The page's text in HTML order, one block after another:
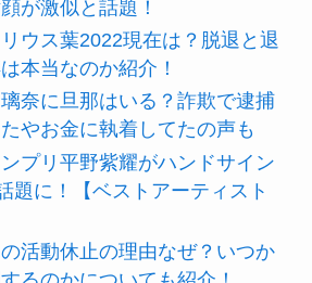
が激似と話題！
リウス葉2022現在は？脱退と退
本当なのか紹介！
奈に旦那はいる？詐欺で逮捕
やお金に執着してたの声も
ンプリ平野紫耀がハンドサイン
題に！【ベストアーティスト
活動休止の理由なぜ？いつか